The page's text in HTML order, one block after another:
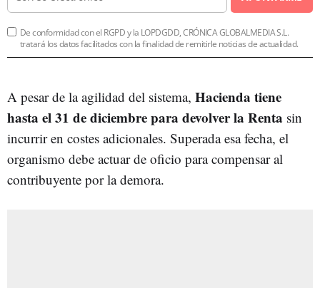
De conformidad con el RGPD y la LOPDGDD, CRÓNICA GLOBALMEDIA S.L.
tratará los datos facilitados con la finalidad de remitirle noticias de actualidad.
A pesar de la agilidad del sistema, Hacienda tiene
hasta el 31 de diciembre para devolver la Renta sin
incurrir en costes adicionales. Superada esa fecha, el
organismo debe actuar de oficio para compensar al
contribuyente por la demora.